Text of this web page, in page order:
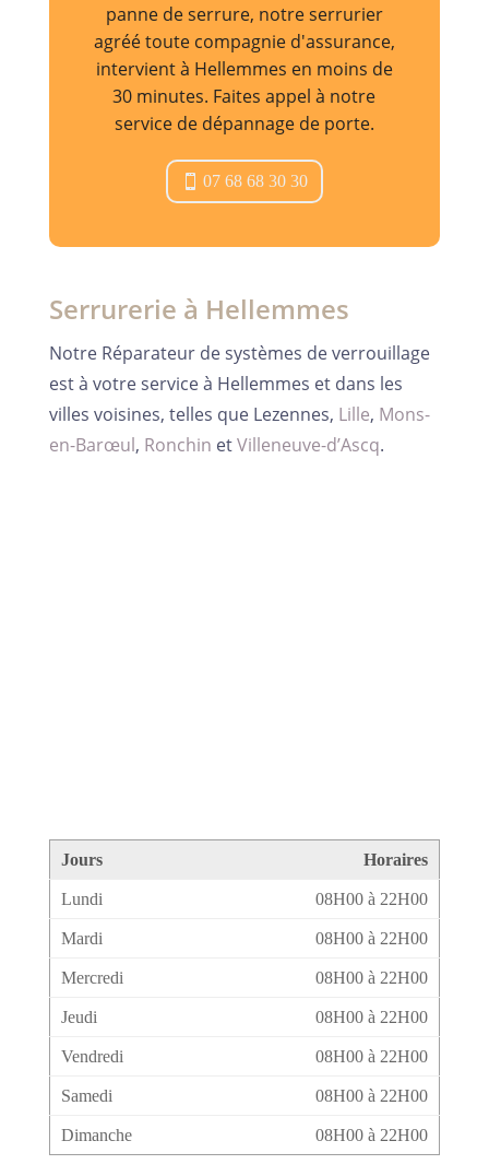
panne de serrure, notre serrurier
agréé toute compagnie d'assurance,
intervient à Hellemmes en moins de
30 minutes. Faites appel à notre
service de dépannage de porte.
07 68 68 30 30
Serrurerie à Hellemmes
Notre Réparateur de systèmes de verrouillage
est à votre service à Hellemmes et dans les
villes voisines, telles que Lezennes, Lille, Mons-
en-Barœul, Ronchin etVilleneuve-d’Ascq.
Jours Horaires
Lundi 08H00 à 22H00
Mardi 08H00 à 22H00
Mercredi 08H00 à 22H00
Jeudi 08H00 à 22H00
Vendredi 08H00 à 22H00
Samedi 08H00 à 22H00
Dimanche 08H00 à 22H00